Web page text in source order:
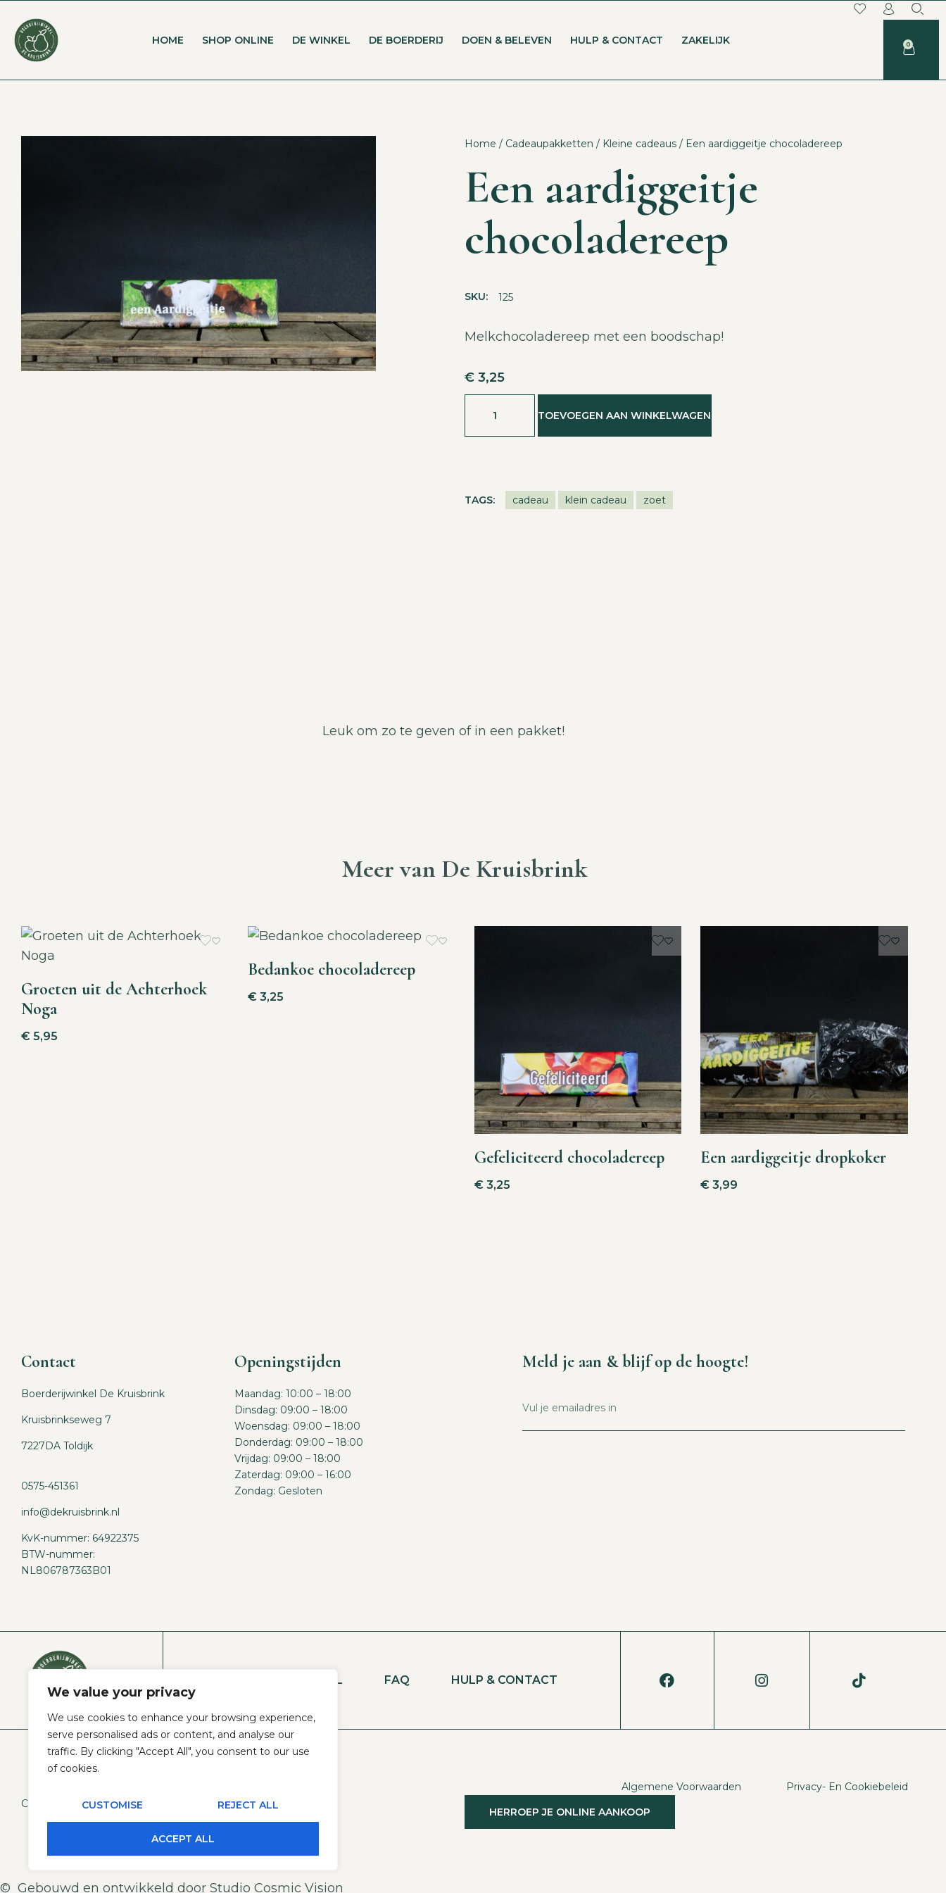
We value your privacy
We use cookies to enhance your browsing experience,
serve personalised ads or content, and analyse our
traffic. By clicking "Accept All", you consent to our use
of cookies.
CUSTOMISE REJECT ALL
ACCEPT ALL
HOME SHOP ONLINE DE WINKEL DE BOERDERIJ DOEN & BELEVEN HULP & CONTACT ZAKELIJK 0
Home / Cadeaupakketten / Kleine cadeaus / Een aardiggeitje chocoladereep
Een aardiggeitje
chocoladereep
SKU: 125
Melkchocoladereep met een boodschap!
€ 3,25
TOEVOEGEN AAN WINKELWAGEN
TAGS: cadeau klein cadeau zoet
Leuk om zo te geven of in een pakket!
Meer van De Kruisbrink
Groeten uit de Achterhoek
Noga
€ 5,95
Bedankoe chocoladereep
€3,25
Gefeliciteerd chocoladereep
€3,25
Een aardiggeitje dropkoker
€ 3,99
Contact
Boerderijwinkel De Kruisbrink
Kruisbrinkseweg 7
7227DA Toldijk
0575-451361
info@dekruisbrink.nl
KvK-nummer: 64922375
BTW-nummer:
NL806787363B01
Openingstijden
Maandag: 10:00 – 18:00
Dinsdag: 09:00 – 18:00
Woensdag: 09:00 – 18:00
Donderdag: 09:00 – 18:00
Vrijdag: 09:00 – 18:00
Zaterdag: 09:00 – 16:00
Zondag: Gesloten
Meld je aan & blijf op de hoogte!
VIND ONZE WINKEL FAQ HULP & CONTACT
Copyright © 2026 Boerderijwinkel De Kruisbrink
Algemene Voorwaarden
Privacy- En Cookiebeleid
HERROEP JE ONLINE AANKOOP
© Gebouwd en ontwikkeld door Studio Cosmic Vision